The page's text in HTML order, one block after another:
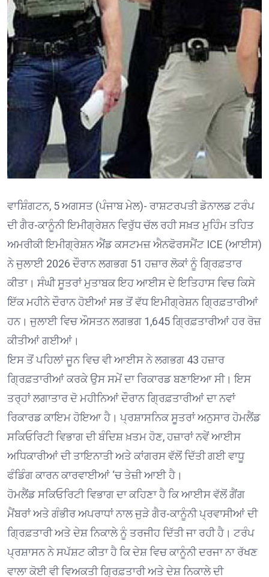
ਵਾਸ਼ਿੰਗਟਨ, 5 ਅਗਸਤ (ਪੰਜਾਬ ਮੇਲ)- ਰਾਸ਼ਟਰਪਤੀ ਡੋਨਾਲਡ ਟਰੰਪ
ਦੀ ਗੈਰ-ਕਾਨੂੰਨੀ ਇਮੀਗ੍ਰੇਸ਼ਨ ਵਿਰੁੱਧ ਚੱਲ ਰਹੀ ਸਖ਼ਤ ਮੁਹਿੰਮ ਤਹਿਤ
ਅਮਰੀਕੀ ਇਮੀਗ੍ਰੇਸ਼ਨ ਐਂਡ ਕਸਟਮਜ਼ ਐਨਫੋਰਸਮੈਂਟ ICE (ਆਈਸ)
ਨੇ ਜੁਲਾਈ 2026 ਦੌਰਾਨ ਲਗਭਗ 51 ਹਜ਼ਾਰ ਲੋਕਾਂ ਨੂੰ ਗ੍ਰਿਫ਼ਤਾਰ
ਕੀਤਾ। ਸੰਘੀ ਸੂਤਰਾਂ ਮੁਤਾਬਕ ਇਹ ਆਈਸ ਦੇ ਇਤਿਹਾਸ ਵਿਚ ਕਿਸੇ
ਇੱਕ ਮਹੀਨੇ ਦੌਰਾਨ ਹੋਈਆਂ ਸਭ ਤੋਂ ਵੱਧ ਇਮੀਗ੍ਰੇਸ਼ਨ ਗ੍ਰਿਫ਼ਤਾਰੀਆਂ
ਹਨ। ਜੁਲਾਈ ਵਿਚ ਔਸਤਨ ਲਗਭਗ 1,645 ਗ੍ਰਿਫ਼ਤਾਰੀਆਂ ਹਰ ਰੋਜ਼
ਕੀਤੀਆਂ ਗਈਆਂ।
ਇਸ ਤੋਂ ਪਹਿਲਾਂ ਜੂਨ ਵਿਚ ਵੀ ਆਈਸ ਨੇ ਲਗਭਗ 43 ਹਜ਼ਾਰ
ਗ੍ਰਿਫ਼ਤਾਰੀਆਂ ਕਰਕੇ ਉਸ ਸਮੇਂ ਦਾ ਰਿਕਾਰਡ ਬਣਾਇਆ ਸੀ। ਇਸ
ਤਰ੍ਹਾਂ ਲਗਾਤਾਰ ਦੋ ਮਹੀਨਿਆਂ ਦੌਰਾਨ ਗ੍ਰਿਫ਼ਤਾਰੀਆਂ ਦਾ ਨਵਾਂ
ਰਿਕਾਰਡ ਕਾਇਮ ਹੋਇਆ ਹੈ। ਪ੍ਰਸ਼ਾਸਨਿਕ ਸੂਤਰਾਂ ਅਨੁਸਾਰ ਹੋਮਲੈਂਡ
ਸਕਿਓਰਿਟੀ ਵਿਭਾਗ ਦੀ ਬੰਦਿਸ਼ ਖ਼ਤਮ ਹੋਣ, ਹਜ਼ਾਰਾਂ ਨਵੇਂ ਆਈਸ
ਅਧਿਕਾਰੀਆਂ ਦੀ ਤਾਇਨਾਤੀ ਅਤੇ ਕਾਂਗਰਸ ਵੱਲੋਂ ਦਿੱਤੀ ਗਈ ਵਾਧੂ
ਫੰਡਿੰਗ ਕਾਰਨ ਕਾਰਵਾਈਆਂ ‘ਚ ਤੇਜ਼ੀ ਆਈ ਹੈ।
ਹੋਮਲੈਂਡ ਸਕਿਓਰਿਟੀ ਵਿਭਾਗ ਦਾ ਕਹਿਣਾ ਹੈ ਕਿ ਆਈਸ ਵੱਲੋਂ ਗੈਂਗ
ਮੈਂਬਰਾਂ ਅਤੇ ਗੰਭੀਰ ਅਪਰਾਧਾਂ ਨਾਲ ਜੁੜੇ ਗੈਰ-ਕਾਨੂੰਨੀ ਪ੍ਰਵਾਸੀਆਂ ਦੀ
ਗ੍ਰਿਫ਼ਤਾਰੀ ਅਤੇ ਦੇਸ਼ ਨਿਕਾਲੇ ਨੂੰ ਤਰਜੀਹ ਦਿੱਤੀ ਜਾ ਰਹੀ ਹੈ। ਟਰੰਪ
ਪ੍ਰਸ਼ਾਸਨ ਨੇ ਸਪੱਸ਼ਟ ਕੀਤਾ ਹੈ ਕਿ ਦੇਸ਼ ਵਿਚ ਕਾਨੂੰਨੀ ਦਰਜਾ ਨਾ ਰੱਖਣ
ਵਾਲਾ ਕੋਈ ਵੀ ਵਿਅਕਤੀ ਗ੍ਰਿਫ਼ਤਾਰੀ ਅਤੇ ਦੇਸ਼ ਨਿਕਾਲੇ ਦੀ